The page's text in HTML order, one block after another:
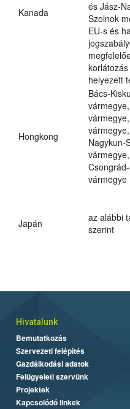
Kanada
és Jász-
Szolnok
EU-s és
helyezett
Hongkong
Bács-
Nagykun-
vármegye,
vármegye
Japán
az alábbi
szerint
Hivatalunk
Bemutatkozás
Szervezeti felépítés
Gazdálkodási adatok
Felügyeleti szervünk
Projektek
Kapcsolódó linkek